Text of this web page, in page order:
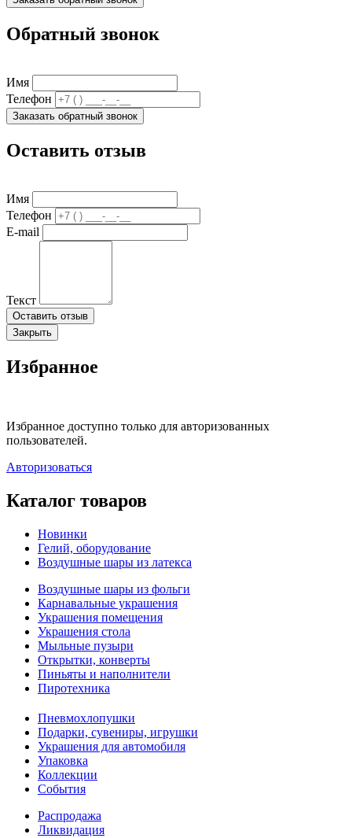
Обратный звонок
Имя
Телефон
Заказать обратный звонок
Оставить отзыв
Имя
Телефон
E-mail
Текст
Оставить отзыв
Закрыть
Избранное
Избранное доступно только для авторизованных
пользователей.
Авторизоваться
Каталог товаров
Новинки
Гелий, оборудование
Воздушные шары из латекса
Воздушные шары из фольги
Карнавальные украшения
Украшения помещения
Украшения стола
Мыльные пузыри
Открытки, конверты
Пиньяты и наполнители
Пиротехника
Пневмохлопушки
Подарки, сувениры, игрушки
Украшения для автомобиля
Упаковка
Коллекции
События
Распродажа
Ликвидация